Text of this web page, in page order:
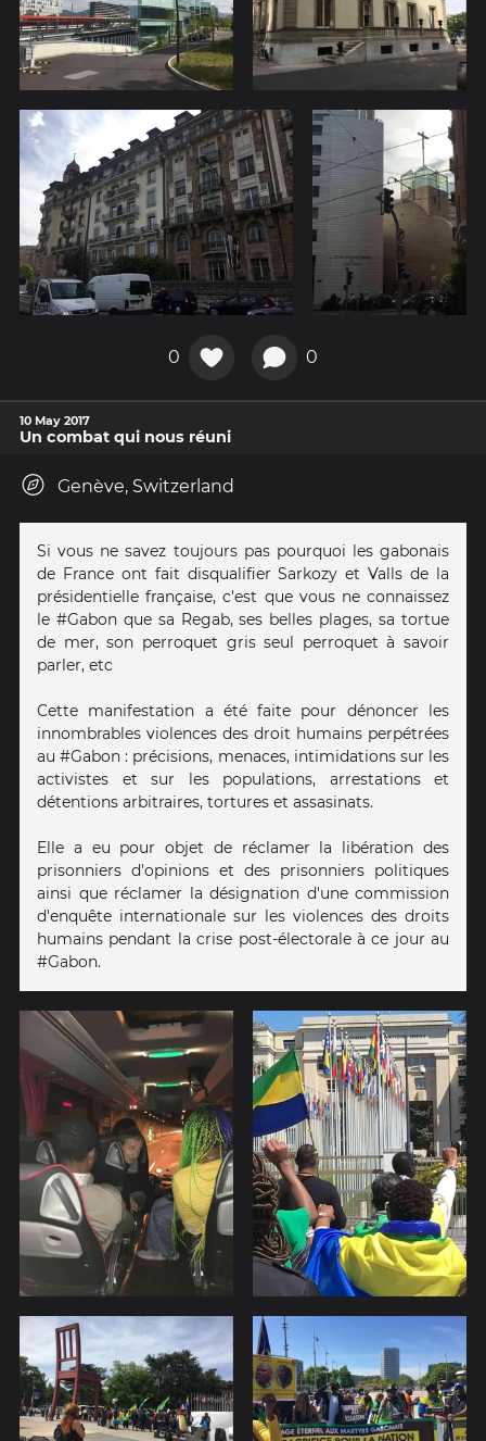
0 0
10 May 2017
Un combat qui nous réuni
Genève, Switzerland
Si vous ne savez toujours pas pourquoi les gabonais
de France ont fait disqualifier Sarkozy et Valls de la
présidentielle française, c'est que vous ne connaissez
le #Gabon que sa Regab, ses belles plages, sa tortue
de mer, son perroquet gris seul perroquet à savoir
parler, etc
Cette manifestation a été faite pour dénoncer les
innombrables violences des droit humains perpétrées
au #Gabon : précisions, menaces, intimidations sur les
activistes et sur les populations, arrestations et
détentions arbitraires, tortures et assasinats.
Elle a eu pour objet de réclamer la libération des
prisonniers d'opinions et des prisonniers politiques
ainsi que réclamer la désignation d'une commission
d'enquête internationale sur les violences des droits
humains pendant la crise post-électorale à ce jour au
#Gabon.